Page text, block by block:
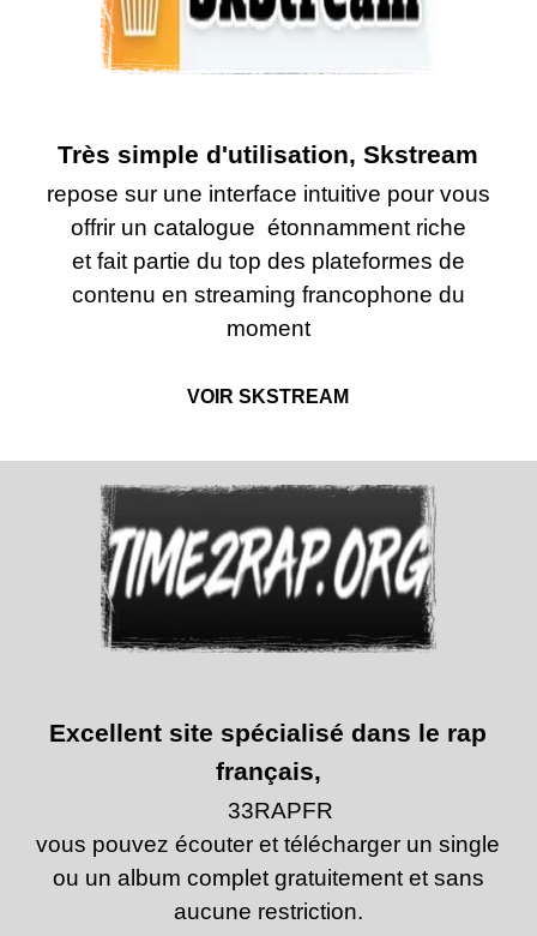
Très simple d'utilisation, Skstream
repose sur une interface intuitive pour vous
offrir un catalogue étonnamment riche
et fait partie du top des plateformes de
contenu en streaming francophone du
moment
VOIR SKSTREAM
Excellent site spécialisé dans le rap
français,
33RAPFR
vous pouvez écouter et télécharger un single
ou un album complet gratuitement et sans
aucune restriction.